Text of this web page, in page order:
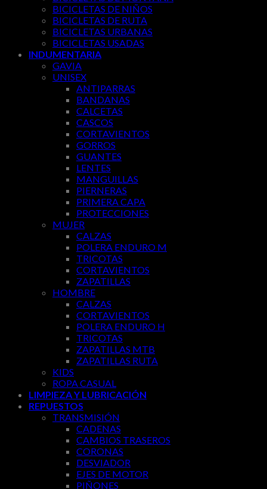
BICICLETAS DE NIÑOS
BICICLETAS DE RUTA
BICICLETAS URBANAS
BICICLETAS USADAS
INDUMENTARIA
GAVIA
UNISEX
ANTIPARRAS
BANDANAS
CALCETAS
CASCOS
CORTAVIENTOS
GORROS
GUANTES
LENTES
MANGUILLAS
PIERNERAS
PRIMERA CAPA
PROTECCIONES
MUJER
CALZAS
POLERA ENDURO M
TRICOTAS
CORTAVIENTOS
ZAPATILLAS
HOMBRE
CALZAS
CORTAVIENTOS
POLERA ENDURO H
TRICOTAS
ZAPATILLAS MTB
ZAPATILLAS RUTA
KIDS
ROPA CASUAL
LIMPIEZA Y LUBRICACIÓN
REPUESTOS
TRANSMISIÓN
CADENAS
CAMBIOS TRASEROS
CORONAS
DESVIADOR
EJES DE MOTOR
PIÑONES